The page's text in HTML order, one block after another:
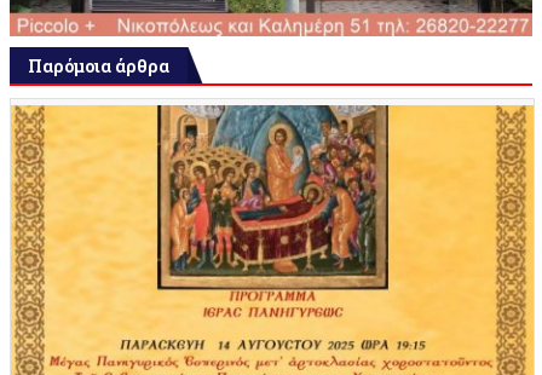
Παρόμοια άρθρα